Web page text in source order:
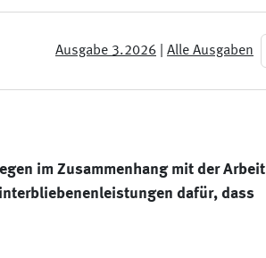
Ausgabe 3.2026 Alle Ausgaben
im Zusammenhang mit der Arbeit
dafür, dass